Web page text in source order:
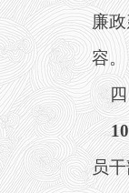
廉
容。
四
10
员